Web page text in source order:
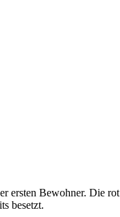
ersten Bewohner. Die rot
besetzt.